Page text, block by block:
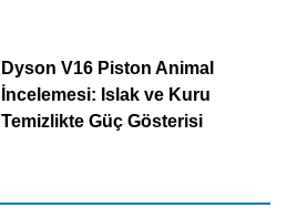
Dyson V16 Piston Animal
İncelemesi: Islak ve Kuru
Temizlikte Güç Gösterisi